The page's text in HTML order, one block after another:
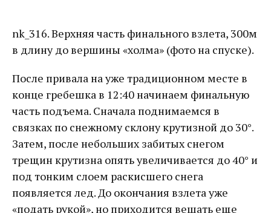
nk_316. Верхняя часть финального взлета, 300м
в длину до вершины «холма» (фото на спуске).
После привала на уже традиционном месте в
конце гребешка в 12:40 начинаем финальную
часть подъема. Сначала поднимаемся в
связках по снежному склону крутизной до 30°.
Затем, после небольших забитых снегом
трещин крутизна опять увеличивается до 40° и
под тонким слоем раскисшего снега
появляется лед. До окончания взлета уже
«подать рукой», но приходится вешать еще